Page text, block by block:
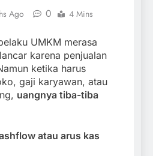
Ago 0 4 Mins
UMKM merasa
karena penjualan
ketika harus
gaji karyawan, atau
uangnya tiba-tiba
atau arus kas